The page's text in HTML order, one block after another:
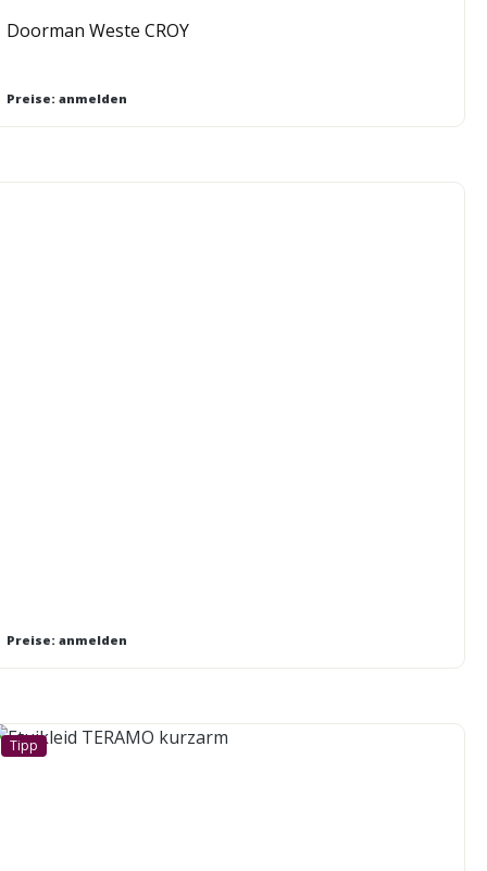
Doorman Weste CROY
Preise: anmelden
Preise: anmelden
Tipp